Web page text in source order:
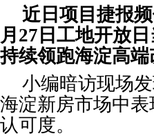
近日项目捷报
月27日工地开放
持续领跑海淀高端
小编暗访现场
海淀新房市场中
认可度。